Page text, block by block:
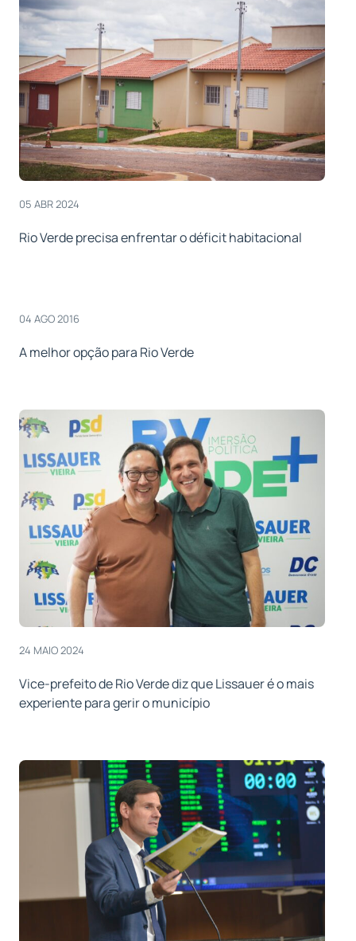
05 ABR 2024
Rio Verde precisa enfrentar o déficit habitacional
04 AGO 2016
A melhor opção para Rio Verde
24 MAIO 2024
Vice-prefeito de Rio Verde diz que Lissauer é o mais
experiente para gerir o município